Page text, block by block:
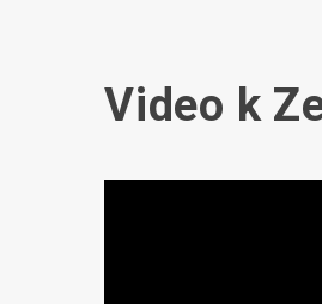
Video k